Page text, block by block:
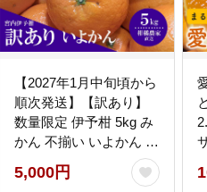
【2027年1月中旬頃から
順次発送】【訳あり】
数量限定 伊予柑 5kg み
かん 不揃い いよかん 家
庭用 柑橘 愛媛 松山 北
条 果物 フルーツ 産地直
5,000円